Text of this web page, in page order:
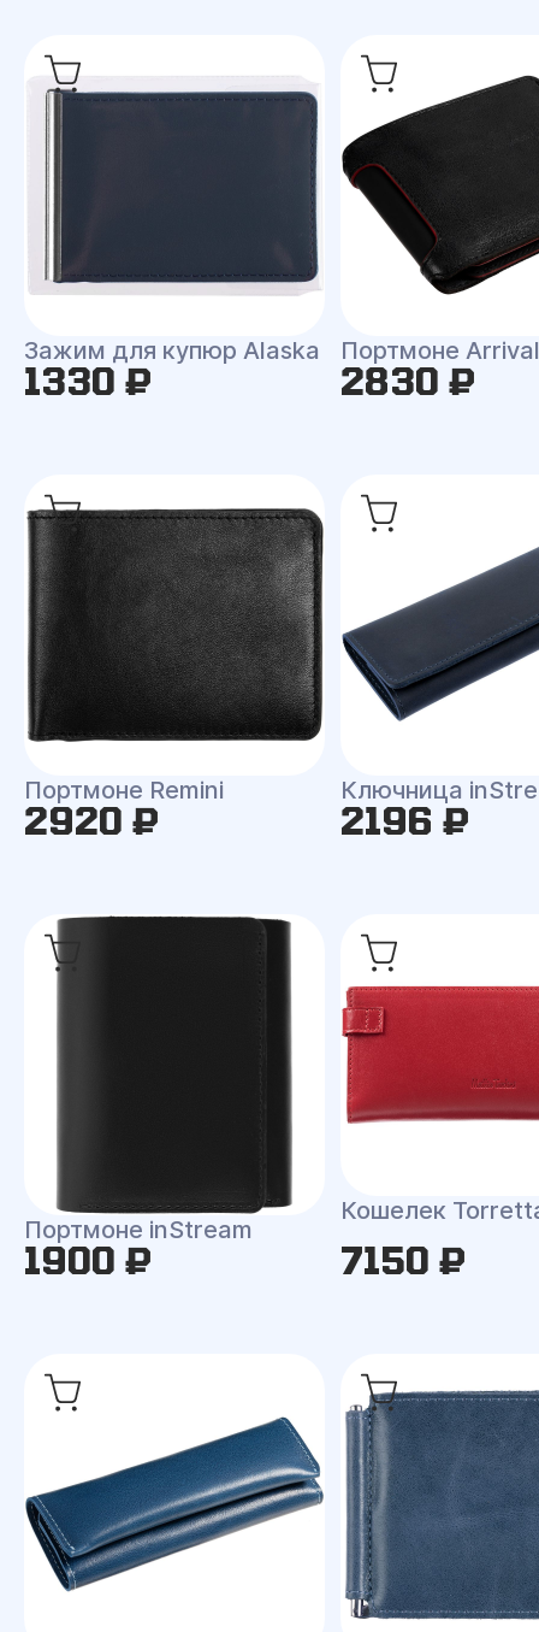
Зажим для купюр Alaska
1330 ₽
Портмоне Arrival
2830 ₽
Портмоне Remini
2920 ₽
Ключница
2196 ₽
Портмоне inStream
1900 ₽
Кошелек
7150 ₽